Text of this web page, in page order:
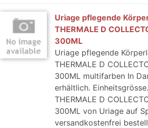
Uriage pflegende
THERMALE D
300ML
Uriage pflegende
THERMALE D
300ML multifarben In
erhältlich.
THERMALE D
300ML von Uriage auf
versandkostenfrei